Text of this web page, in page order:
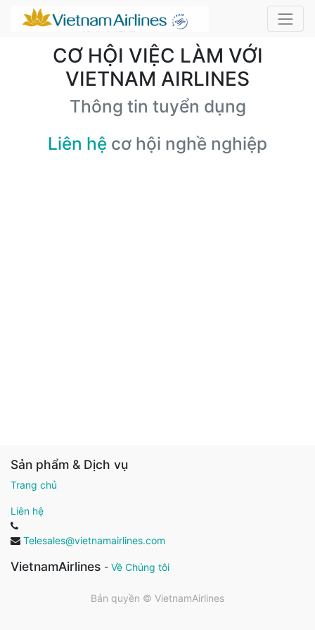
CƠ HỘI VIỆC LÀM VỚI
VIETNAM AIRLINES
Thông tin tuyển dụng
Liên hệ cơ hội nghề nghiệp
Sản phẩm & Dịch vụ
Trang chủ
Liên hệ
Telesales@vietnamairlines.com
VietnamAirlines - Về Chúng tôi
Bản quyền © VietnamAirlines